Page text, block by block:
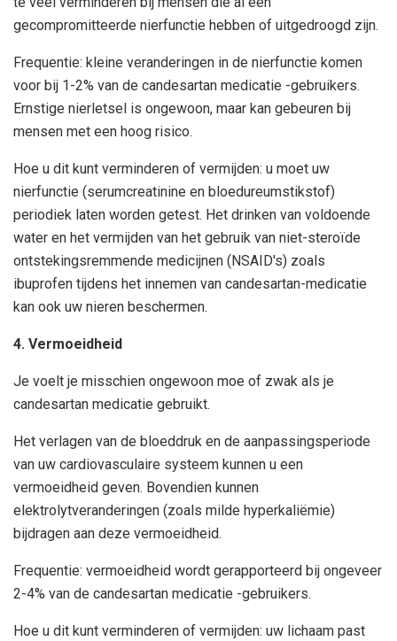
gecompromitteerde nierfunctie hebben of uitgedroogd zijn.
Frequentie: kleine veranderingen in de nierfunctie komen
voor bij 1-2% van de candesartan medicatie -gebruikers.
Ernstige nierletsel is ongewoon, maar kan gebeuren bij
mensen met een hoog risico.
Hoe u dit kunt verminderen of vermijden: u moet uw
nierfunctie (serumcreatinine en bloedureumstikstof)
periodiek laten worden getest. Het drinken van voldoende
water en het vermijden van het gebruik van niet-steroïde
ontstekingsremmende medicijnen (NSAID's) zoals
ibuprofen tijdens het innemen van candesartan-medicatie
kan ook uw nieren beschermen.
4. Vermoeidheid
Je voelt je misschien ongewoon moe of zwak als je
candesartan medicatie gebruikt.
Het verlagen van de bloeddruk en de aanpassingsperiode
van uw cardiovasculaire systeem kunnen u een
vermoeidheid geven. Bovendien kunnen
elektrolytveranderingen (zoals milde hyperkaliëmie)
bijdragen aan deze vermoeidheid.
Frequentie: vermoeidheid wordt gerapporteerd bij ongeveer
2-4% van de candesartan medicatie -gebruikers.
Hoe u dit kunt verminderen of vermijden: uw lichaam past